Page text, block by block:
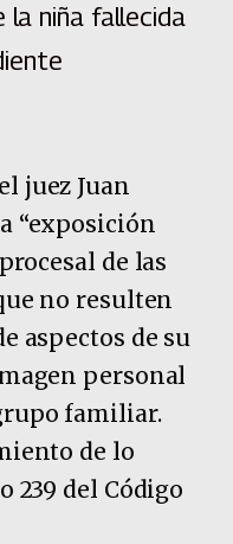
la niña fallecida
juez Juan
“exposición
de las
no resulten
aspectos de su
personal
familiar.
de lo
239 del Código